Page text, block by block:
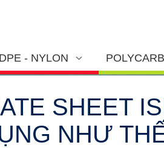
- NYLON
SHEET
NHƯ